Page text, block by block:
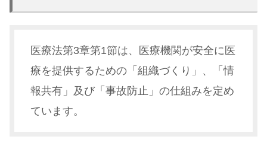
医療法第3章第1節は、医療機関が安全に医
療を提供するための「組織づくり」、「情
報共有」及び「事故防止」の仕組みを定め
ています。